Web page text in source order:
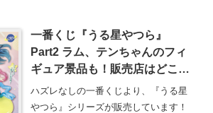
一番くじ『うる星やつら』
Part2 ラム、テンちゃんのフィ
ギュア景品も！販売店はどこ？
口コミ！
ハズレなしの一番くじより、『うる星
やつら』シリーズが販売しています！